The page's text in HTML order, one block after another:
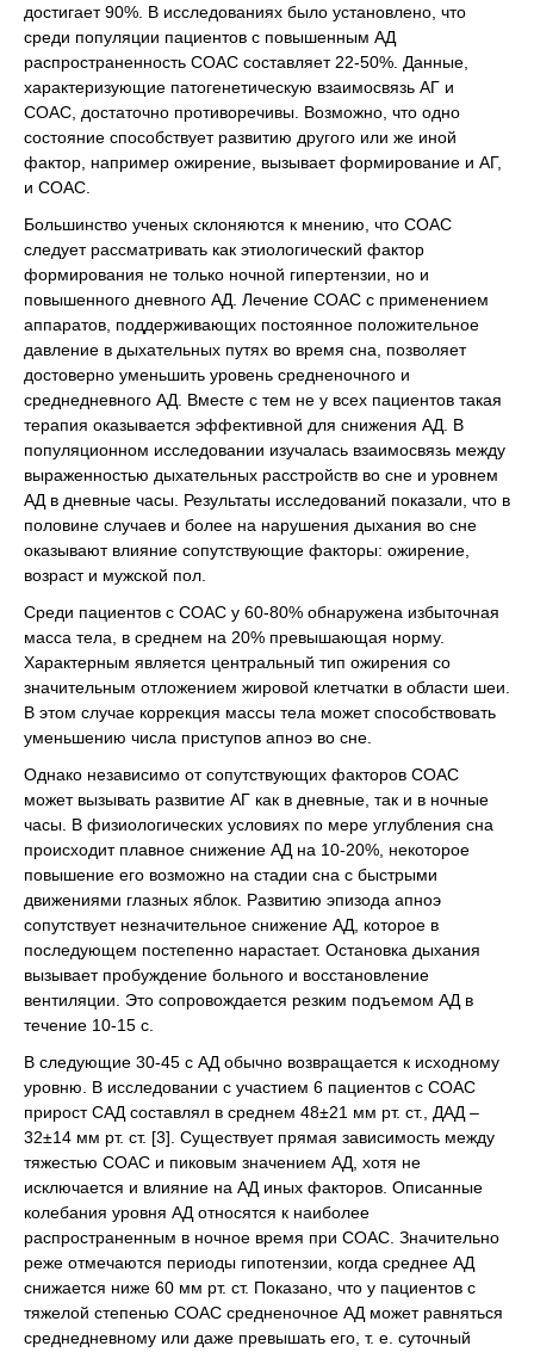
достигает 90%. В исследованиях было установлено, что
среди популяции пациентов с повышенным АД
распространенность СОАС составляет 22-50%. Данные,
характеризующие патогенетическую взаимосвязь АГ и
СОАС, достаточно противоречивы. Возможно, что одно
состояние способствует развитию другого или же иной
фактор, например ожирение, вызывает формирование и АГ,
и СОАС.
Большинство ученых склоняются к мнению, что СОАС
следует рассматривать как этиологический фактор
формирования не только ночной гипертензии, но и
повышенного дневного АД. Лечение СОАС с применением
аппаратов, поддерживающих постоянное положительное
давление в дыхательных путях во время сна, позволяет
достоверно уменьшить уровень средненочного и
среднедневного АД. Вместе с тем не у всех пациентов такая
терапия оказывается эффективной для снижения АД. В
популяционном исследовании изучалась взаимосвязь между
выраженностью дыхательных расстройств во сне и уровнем
АД в дневные часы. Результаты исследований показали, что в
половине случаев и более на нарушения дыхания во сне
оказывают влияние сопутствующие факторы: ожирение,
возраст и мужской пол.
Среди пациентов с СОАС у 60-80% обнаружена избыточная
масса тела, в среднем на 20% превышающая норму.
Характерным является центральный тип ожирения со
значительным отложением жировой клетчатки в области шеи.
В этом случае коррекция массы тела может способствовать
уменьшению числа приступов апноэ во сне.
Однако независимо от сопутствующих факторов СОАС
может вызывать развитие АГ как в дневные, так и в ночные
часы. В физиологических условиях по мере углубления сна
происходит плавное снижение АД на 10-20%, некоторое
повышение его возможно на стадии сна с быстрыми
движениями глазных яблок. Развитию эпизода апноэ
сопутствует незначительное снижение АД, которое в
последующем постепенно нарастает. Остановка дыхания
вызывает пробуждение больного и восстановление
вентиляции. Это сопровождается резким подъемом АД в
течение 10-15 с.
В следующие 30-45 с АД обычно возвращается к исходному
уровню. В исследовании с участием 6 пациентов с СОАС
прирост САД составлял в среднем 48±21 мм рт. ст., ДАД –
32±14 мм рт. ст. [3]. Существует прямая зависимость между
тяжестью СОАС и пиковым значением АД, хотя не
исключается и влияние на АД иных факторов. Описанные
колебания уровня АД относятся к наиболее
распространенным в ночное время при СОАС. Значительно
реже отмечаются периоды гипотензии, когда среднее АД
снижается ниже 60 мм рт. ст. Показано, что у пациентов с
тяжелой степенью СОАС средненочное АД может равняться
среднедневному или даже превышать его, т. е. суточный